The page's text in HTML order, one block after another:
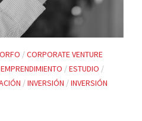
/CORPORATE VENTURE
EMPRENDIMIENTO /ESTUDIO /
/INVERSIÓN /INVERSIÓN